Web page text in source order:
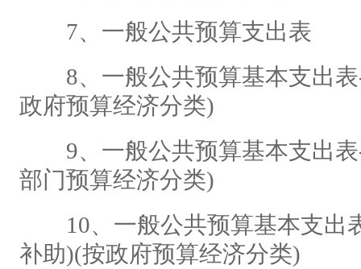
7、一般公共预算支出表
8、一般公共预算基本支出表
政府预算经济分类)
9、一般公共预算基本支出表
部门预算经济分类)
10、一般公共预算基本支出
补助)(按政府预算经济分类)